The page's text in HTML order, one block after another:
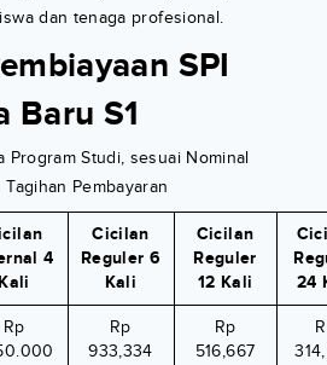
dan tenaga profesional.
SPI
Baru S1
Program Studi, sesuai Nominal
Pembayaran
4
Kali
Cicilan
Reguler 6
Kali
Cicilan
Reguler
12 Kali
24
Rp
Rp
933,334
Rp
516,667